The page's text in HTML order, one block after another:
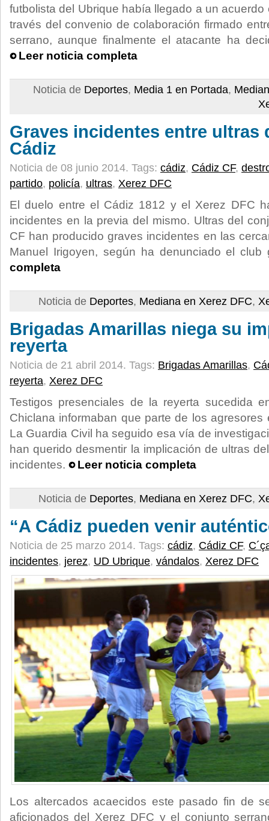
futbolista del Ubrique había llegado a un
través del convenio de colaboración firmado
serrano, aunque finalmente el atacante ha
Leer noticia completa
Noticia de Deportes, Media 1 en Portada,
Graves incidentes entre ultras
Cádiz
Noticia de 08 junio 2014. Tags: cádiz, Cádiz CF,
partido, policía, ultras, Xerez DFC
El duelo entre el Cádiz 1812 y el Xerez DFC
incidentes en la previa del mismo. Ultras del
CF han producido graves incidentes en las
Manuel Irigoyen, según ha denunciado el
completa
Noticia de Deportes, Mediana en Xerez DFC,
Brigadas Amarillas niega su
reyerta
Noticia de 21 abril 2014. Tags: Brigadas Amarillas,
reyerta, Xerez DFC
Testigos presenciales de la reyerta sucedida
Chiclana informaban que parte de los agresores
La Guardia Civil ha seguido esa vía de
han querido desmentir la implicación de ultras
incidentes.
Leer noticia completa
Noticia de Deportes, Mediana en Xerez DFC,
“A Cádiz pueden venir
Noticia de 25 marzo 2014. Tags: cádiz, Cádiz CF,
incidentes, jerez, UD Ubrique, vándalos, Xerez DFC
Los altercados acaecidos este pasado fin de
aficionados del Xerez DFC y el conjunto